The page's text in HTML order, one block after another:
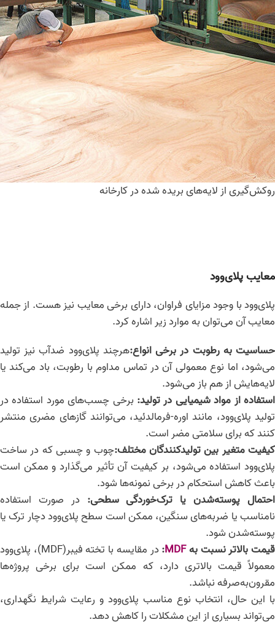
روکش‌گیری از لایه‌های بریده شده در کارخانه
معایب پلای‌وود
پلای‌وود با وجود مزایای فراوان، دارای برخی معایب نیز هست. از جمله
معایب آن می‌توان به موارد زیر اشاره کرد.
حساسیت به رطوبت در برخی انواع:هرچند پلای‌وود ضدآب نیز تولید
می‌شود، اما نوع معمولی آن در تماس مداوم با رطوبت، باد می‌کند یا
لایه‌هایش از هم باز می‌شود.
استفاده از مواد شیمیایی در تولید: برخی چسب‌های مورد استفاده در
تولید پلای‌وود، مانند اوره-فرمالدئید، می‌توانند گازهای مضری منتشر
کنند که برای سلامتی مضر است.
کیفیت متغیر بین تولیدکنندگان مختلف:چوب و چسبی که در ساخت
پلای‌وود استفاده می‌شود، بر کیفیت آن تأثیر می‌گذارد و ممکن است
باعث کاهش استحکام در برخی نمونه‌ها شود.
احتمال پوسته‌شدن یا ترک‌خوردگی سطحی:در صورت استفاده
نامناسب یا ضربه‌های سنگین، ممکن است سطح پلای‌وود دچار ترک یا
پوسته‌شدن شود.
قیمت بالاتر نسبت بهMDF
:
در مقایسه با تخته فیبر(MDF)، پلای‌وود
معمولاً قیمت بالاتری دارد، که ممکن است برای برخی پروژه‌ها
مقرون‌به‌صرفه نباشد.
با این حال، انتخاب نوع مناسب پلای‌وود و رعایت شرایط نگهداری،
می‌تواند بسیاری از این مشکلات را کاهش دهد.